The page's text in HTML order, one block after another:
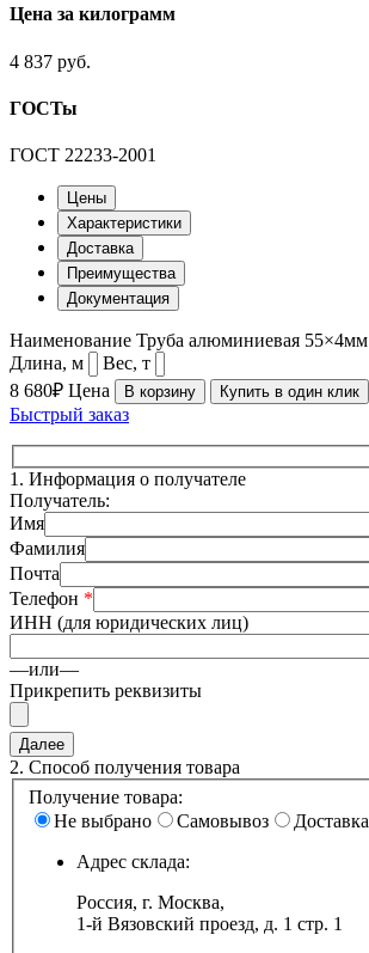
Цена за килограмм
4 837 руб.
ГОСТы
ГОСТ 22233-2001
Цены
Характеристики
Доставка
Преимущества
Документация
Наименование Труба алюминиевая 55×4мм
Длина, м
Вес, т
8 680₽ Цена В корзину Купить в один клик
Быстрый заказ
1. Информация о получателе
Получатель:
Имя
Фамилия
Почта
Телефон *
ИНН (для юридических лиц)
—или—
Прикрепить реквизиты
2. Способ получения товара
Получение товара:
Не выбрано
Самовывоз
Доставка
Адрес склада:
Россия, г. Москва,
1-й Вязовский проезд, д. 1 стр. 1